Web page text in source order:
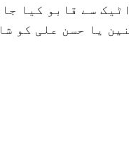
سے قابو کیا
یا حسن علی کو